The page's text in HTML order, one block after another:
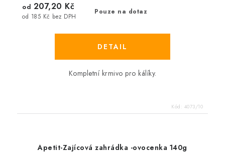
Pouze na dotaz
od 185 Kč bez DPH
od 207,20 Kč
Kompletní krmivo pro kálíky.
Kód: 4073/10
Apetit-Zajícová zahrádka -ovocenka 140g